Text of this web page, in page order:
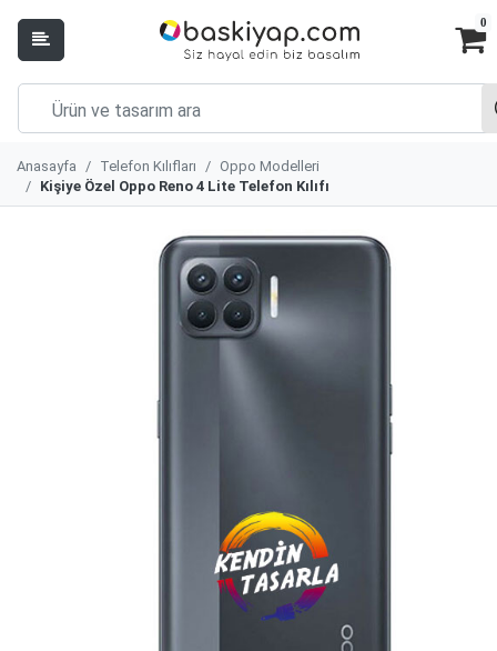
0
Anasayfa Telefon Kılıfları
Oppo Modelleri
Kişiye Özel Oppo Reno 4 Lite Telefon Kılıfı